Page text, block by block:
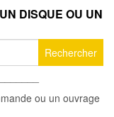
DISQUE OU UN
ou un ouvrage